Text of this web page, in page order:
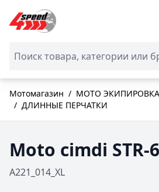
Skip to Content
Мотомагазин / МОТО ЭКИПИРОВКА
/ ДЛИННЫЕ ПЕРЧАТКИ
Moto cimdi STR-6
A221_014_XL